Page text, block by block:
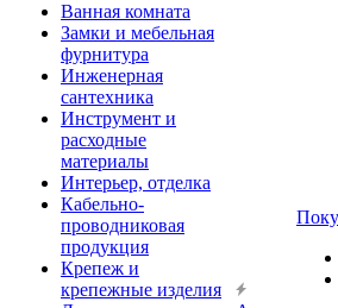
Ванная комната
Замки и мебельная
фурнитура
Инженерная
сантехника
Инструмент и
расходные
материалы
Интерьер, отделка
Кабельно-
проводниковая
продукция
Крепеж и
крепежные изделия